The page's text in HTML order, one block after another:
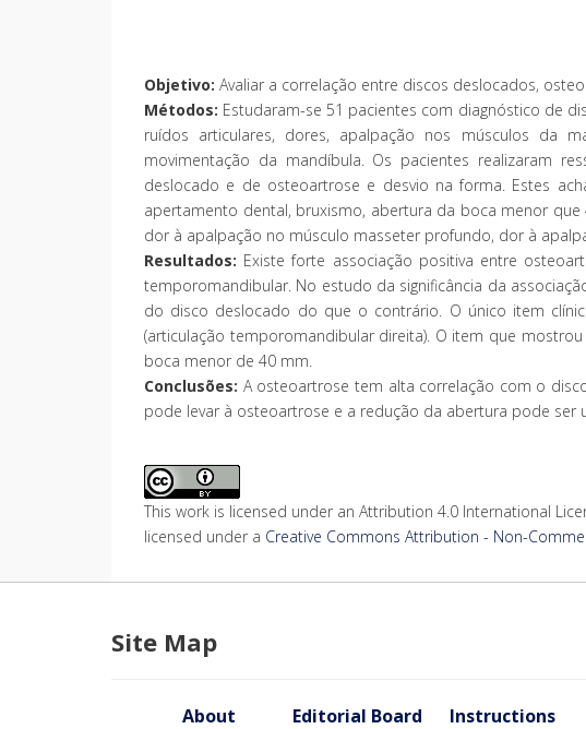
Objetivo: Avaliar a correlação entre discos deslocados,
Métodos: Estudaram-se 51 pacientes com diagnóstico de
ruídos articulares, dores, apalpação nos músculos da
movimentação da mandíbula. Os pacientes realizaram
deslocado e de osteoartrose e desvio na forma. Estes
apertamento dental, bruxismo, abertura da boca menor
dor à apalpação no músculo masseter profundo, dor à
Resultados: Existe forte associação positiva entre
temporomandibular. No estudo da significância da
do disco deslocado do que o contrário. O único item
(articulação temporomandibular direita). O item que
boca menor de 40 mm.
Conclusões: A osteoartrose tem alta correlação com o
pode levar à osteoartrose e a redução da abertura pode ser
This work is licensed under an Attribution 4.0 International
licensed under a Creative Commons Attribution - Non-
Site Map
About
Editorial Board
Instructions